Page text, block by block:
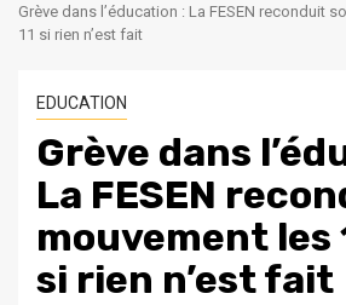
Grève dans l’éducation : La FESEN reconduit
11 si rien n’est fait
EDUCATION
Grève dans
La FESEN
mouvement les
si rien n’est fait